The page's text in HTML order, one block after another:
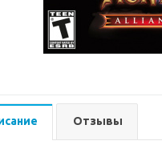
Отзывы